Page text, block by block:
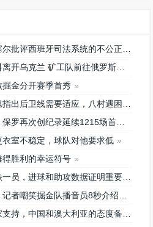
评西班牙司法系统的不公正待遇
矿工队前往俄罗斯，未来发展如何？
金分开赛季首秀
出后卫线需要适应，八村遇困难
再次创纪录延续1215场首发之路
室不稳定，球队对他要求低
胜利的幸运符号
员，进球和助攻数据证明重要性
掘金队播音员8秒介绍首发阵容速度
，中国和澳大利亚的态度备受关注